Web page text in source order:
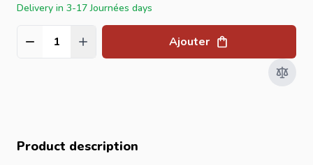
Delivery in 3-17 Journées days
Quantité Ajouter
Product description